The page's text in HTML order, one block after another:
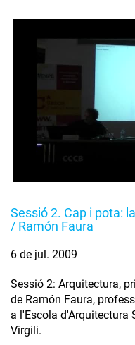
Sessió 2. Cap i pota:
/ Ramón Faura
6 de jul. 2009
Sessió 2: Arquitectura,
de Ramón Faura,
a l'Escola d'Arquitectura
Virgili.